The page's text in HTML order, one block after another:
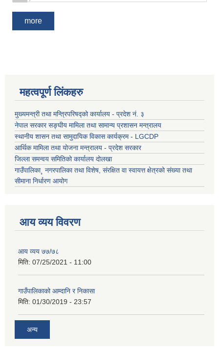
more
महत्वपूर्ण लिंकहरु
मुख्यमन्त्री तथा मन्त्रिपरिषद्को कार्यालय - प्रदेश नं. ३
नेपाल सरकार सङ्घीय मामिला तथा सामान्य प्रशासन मन्त्रालय
स्थानीय शासन तथा सामुदायिक विकास कार्यक्रम - LGCDP
आर्थिक मामिला तथा योजना मन्त्रालय - प्रदेश सरकार
जिल्ला समन्वय समितिको कार्यालय दोलखा
गाउँपालिका¸ नगरपालिका तथा विशेष, संरक्षित वा स्वायत्त क्षेत्रको संख्या तथा
सीमाना निर्धारण आयोग
आय व्यय विवरण
आय व्यय ७७/७८
मिति: 07/25/2021 - 11:00
गाउँपालिकाको आम्दानि र निकासा
मिति: 01/30/2019 - 23:57
अन्य